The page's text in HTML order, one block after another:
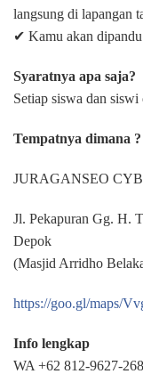
langsung di lapangan
✔ Kamu akan
Syaratnya apa saja?
Setiap siswa dan
Tempatnya dimana ?
JURAGANSEO
Jl. Pekapuran Gg. H.
Depok
(Masjid Arridho
https://goo.gl/maps/
Info lengkap
WA +62 812-9627-